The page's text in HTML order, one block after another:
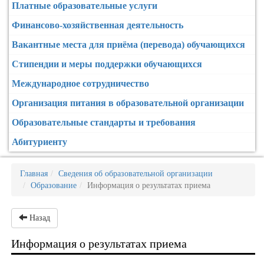
Платные образовательные услуги
Финансово-хозяйственная деятельность
Вакантные места для приёма (перевода) обучающихся
Стипендии и меры поддержки обучающихся
Международное сотрудничество
Организация питания в образовательной организации
Образовательные стандарты и требования
Абитуриенту
Главная
Сведения об образовательной организации
Образование
Информация о результатах приема
Назад
Информация о результатах приема